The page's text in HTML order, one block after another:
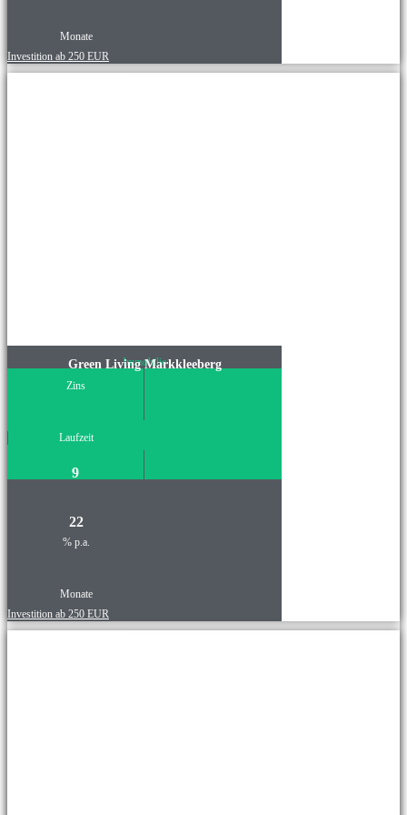
Monate
Investition ab 250 EUR
Immobilie
Green Living Markkleeberg
Zins
Laufzeit
9
22
% p.a.
Monate
Investition ab 250 EUR